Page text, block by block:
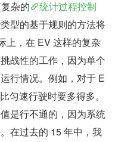
杂的
统计过程控制
型的基于规则的方法将
上，在 EV 这样的复杂
战性的工作，因为单个
行情况。例如，对于 E
匀速行驶时要多得多。
是行不通的，因为系统
在过去的 15 年中，我